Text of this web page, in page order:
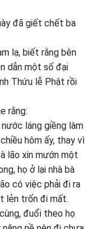
đã giết chết ba
lạ, biết rằng bên
dẫn một số đại
Thứu lễ Phật rồi
rằng:
láng giềng làm
hôm ấy, thay vì
lão xin mướn một
họ ở lại nhà bà
có việc phải đi ra
lẻn trốn đi mất.
đuổi theo họ